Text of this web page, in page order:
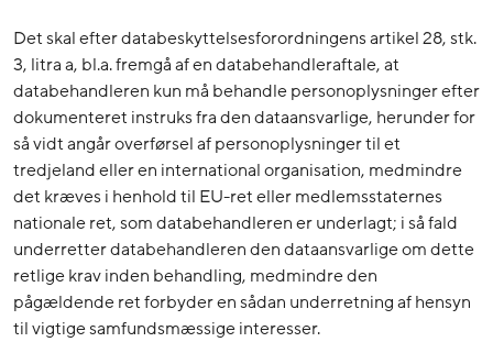
Det skal efter databeskyttelsesforordningens artikel 28, stk.
3, litra a, bl.a. fremgå af en databehandleraftale, at
databehandleren kun må behandle personoplysninger efter
dokumenteret instruks fra den dataansvarlige, herunder for
så vidt angår overførsel af personoplysninger til et
tredjeland eller en international organisation, medmindre
det kræves i henhold til EU-ret eller medlemsstaternes
nationale ret, som databehandleren er underlagt; i så fald
underretter databehandleren den dataansvarlige om dette
retlige krav inden behandling, medmindre den
pågældende ret forbyder en sådan underretning af hensyn
til vigtige samfundsmæssige interesser.